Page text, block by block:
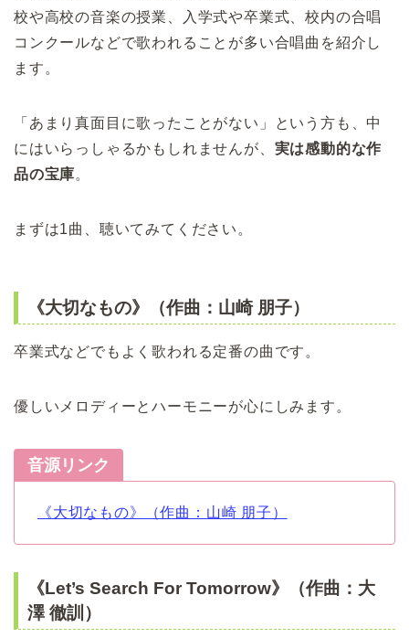
校や高校の音楽の授業、入学式や卒業式、校内の合唱
コンクールなどで歌われることが多い合唱曲を紹介し
ます。
「あまり真面目に歌ったことがない」という方も、中
にはいらっしゃるかもしれませんが、 実は感動的な作
品の宝庫。
まずは1曲、聴いてみてください。
《大切なもの》（作曲：山崎 朋子）
卒業式などでもよく歌われる定番の曲です。
優しいメロディーとハーモニーが心にしみます。
音源リンク
《大切なもの》（作曲：山崎 朋子）
《Let’s Search For Tomorrow》（作曲：大
澤 徹訓）